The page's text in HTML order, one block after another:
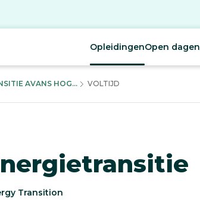
OpleidingenOpen dagen
AVANS HOG... VOLTIJD
Transition